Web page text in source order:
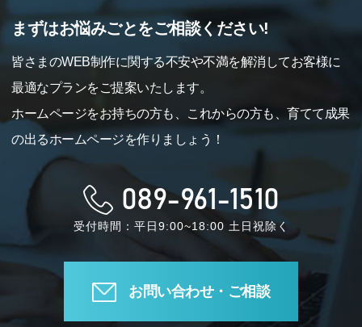
まずはお悩みごとをご相談ください!
皆さまのWEB制作に関する不安や不満を解消してお客様に
最適なプランをご提案いたします。
ホームページをお持ちの方も、これからの方も、育てて成果
の出るホームページを作りましょう！
089-961-1510
受付時間：平日9:00~18:00 土日祝除く
お問い合わせ・ご相談